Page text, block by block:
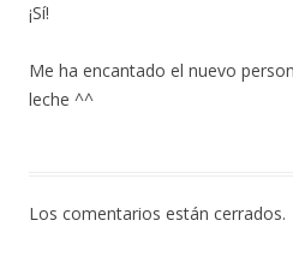
¡Sí!
Me ha encantado el nuevo
leche ^^
Los comentarios están cerrados.